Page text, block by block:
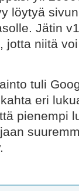
löytyä
Jätin
jotta niitä
tuli
eri
pienempi